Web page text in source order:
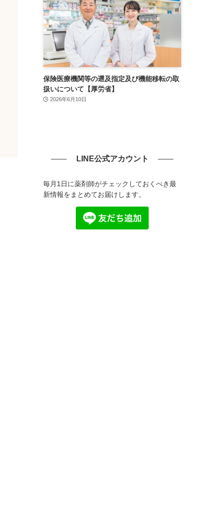
保険医療機関等の遡及指定及び機能移転の取
扱いについて【厚労省】
2026年6月10日
LINE公式アカウント
毎月1日に薬剤師がチェックしておくべき最
新情報をまとめてお届けします。